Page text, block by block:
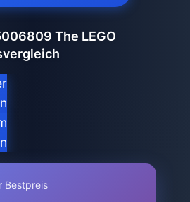
The LEGO
Bestpreis